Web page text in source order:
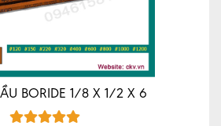
BORIDE 1/8 X 1/2 X 6